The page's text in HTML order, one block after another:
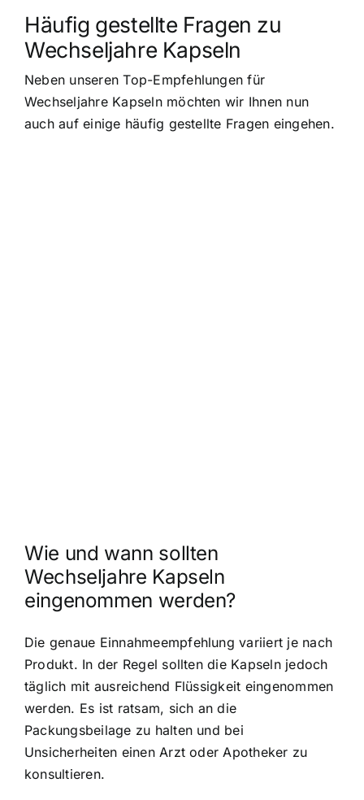
Häufig gestellte Fragen zu
Wechseljahre Kapseln
Neben unseren Top-Empfehlungen für
Wechseljahre Kapseln möchten wir Ihnen nun
auch auf einige häufig gestellte Fragen eingehen.
Wie und wann sollten
Wechseljahre Kapseln
eingenommen werden?
Die genaue Einnahmeempfehlung variiert je nach
Produkt. In der Regel sollten die Kapseln jedoch
täglich mit ausreichend Flüssigkeit eingenommen
werden. Es ist ratsam, sich an die
Packungsbeilage zu halten und bei
Unsicherheiten einen Arzt oder Apotheker zu
konsultieren.